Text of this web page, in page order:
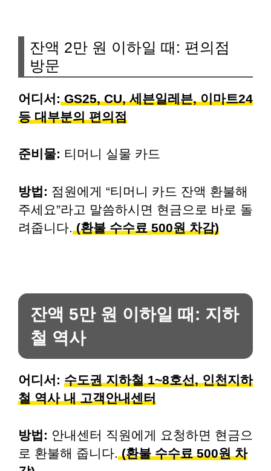
잔액 2만 원 이하일 때: 편의점
방문
어디서:GS25, CU, 세븐일레븐, 이마트24
등 대부분의 편의점
준비물: 티머니 실물 카드
방법: 점원에게 “티머니 카드 잔액 환불해
주세요”라고 말씀하시면 현금으로 바로 돌
려줍니다. (환불 수수료 500원 차감)
잔액 5만 원 이하일 때: 지하
철 역사
어디서: 수도권 지하철 1~8호선, 인천지하
철 역사 내 고객안내센터
방법: 안내센터 직원에게 요청하면 현금으
로 환불해 줍니다.(환불 수수료 500원 차